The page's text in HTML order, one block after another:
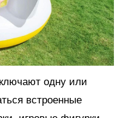
одну или
встроенные